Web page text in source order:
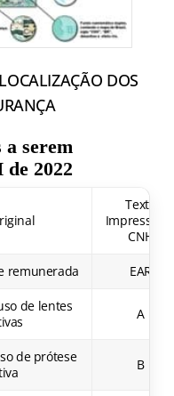
DOS
serem
de 2022
Texto
Impresso
CNH
remunerada EAR
de lentes
A
de prótese
B